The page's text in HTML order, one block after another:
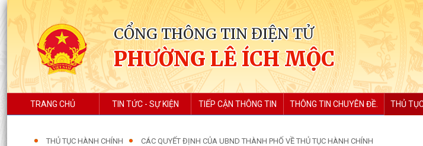
CỔNG THÔNG TIN ĐIỆN TỬ
PHƯỜNG LÊ ÍCH MỘC
TRANG CHỦ TIN TỨC - SỰ KIỆN TIẾP CẬN THÔNG TIN THÔNG TIN CHUYÊN ĐỀ. THỦ
THỦ TỤC HÀNH CHÍNH CÁC QUYẾT ĐỊNH CỦA UBND THÀNH PHỐ VỀ THỦ TỤC HÀNH CHÍNH